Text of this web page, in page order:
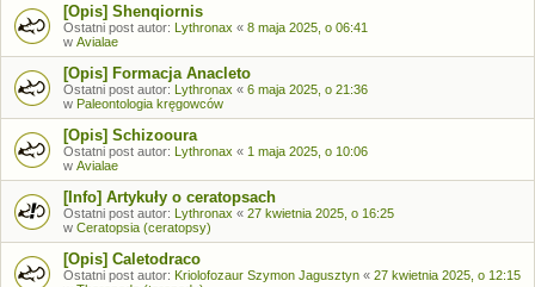
[Opis] Shenqiornis
Ostatni post autor: Lythronax « 8 maja 2025, o 06:41
w Avialae
[Opis] Formacja Anacleto
Ostatni post autor: Lythronax « 6 maja 2025, o 21:36
w Paleontologia kręgowców
[Opis] Schizooura
Ostatni post autor: Lythronax « 1 maja 2025, o 10:06
w Avialae
[Info] Artykuły o ceratopsach
Ostatni post autor: Lythronax « 27 kwietnia 2025, o 16:25
w Ceratopsia (ceratopsy)
[Opis] Caletodraco
Ostatni post autor: Kriolofozaur Szymon Jagusztyn « 27 kwietnia 2025, o 12:15